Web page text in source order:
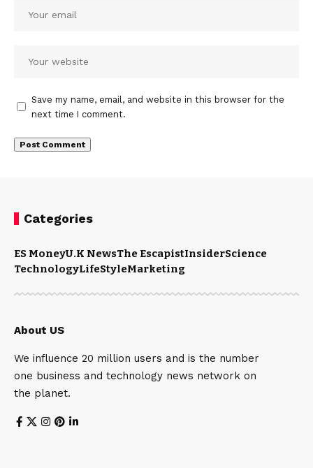
Save my name, email, and website in this browser for the
next time I comment.
Categories
ES MoneyU.K NewsThe EscapistInsiderScience
TechnologyLifeStyleMarketing
About US
We influence 20 million users and is the number
one business and technology news network on
the planet.